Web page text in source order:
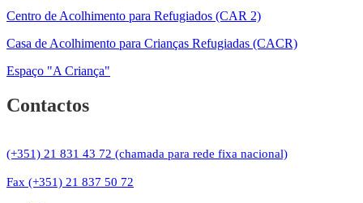
Centro de Acolhimento para Refugiados (CAR 2)
Casa de Acolhimento para Crianças Refugiadas (CACR)
Espaço "A Criança"
Contactos
(+351) 21 831 43 72 (chamada para rede fixa nacional)
Fax (+351) 21 837 50 72